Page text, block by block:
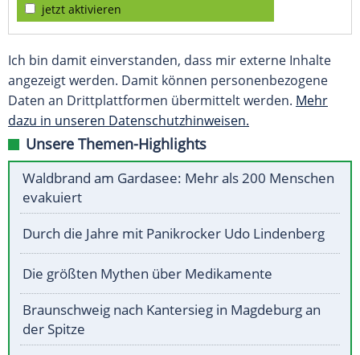
jetzt aktivieren
Ich bin damit einverstanden, dass mir externe Inhalte
angezeigt werden. Damit können personenbezogene
Daten an Drittplattformen übermittelt werden. Mehr
dazu in unseren Datenschutzhinweisen.
Unsere Themen-Highlights
Waldbrand am Gardasee: Mehr als 200 Menschen
evakuiert
Durch die Jahre mit Panikrocker Udo Lindenberg
Die größten Mythen über Medikamente
Braunschweig nach Kantersieg in Magdeburg an
der Spitze